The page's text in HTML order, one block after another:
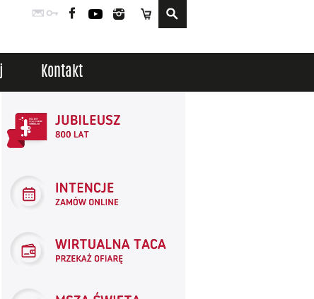
PocztaLogowanie
FacebookYouTubeInstagram
Sklep
Kontakt